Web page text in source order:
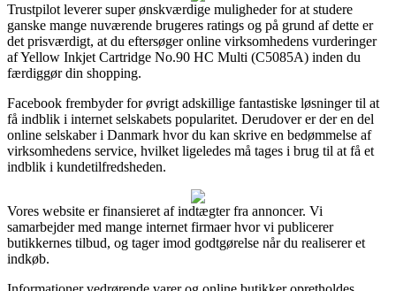
Trustpilot leverer super ønskværdige muligheder for at studere
ganske mange nuværende brugeres ratings og på grund af dette er
det prisværdigt, at du eftersøger online virksomhedens vurderinger
af Yellow Inkjet Cartridge No.90 HC Multi (C5085A) inden du
færdiggør din shopping.
Facebook frembyder for øvrigt adskillige fantastiske løsninger til at
få indblik i internet selskabets popularitet. Derudover er der en del
online selskaber i Danmark hvor du kan skrive en bedømmelse af
virksomhedens service, hvilket ligeledes må tages i brug til at få et
indblik i kundetilfredsheden.
Vores website er finansieret af indtægter fra annoncer. Vi
samarbejder med mange internet firmaer hvor vi publicerer
butikkernes tilbud, og tager imod godtgørelse når du realiserer et
indkøb.